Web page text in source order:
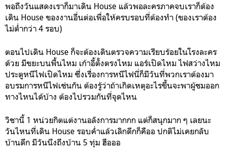
พอถึงวันแสดงเราก็มาเดิน House แล้วพอละครภาคจบเราก็ต้อง
เดิน House ของงานอื่นต่อเพื่อให้ครบรอบที่ต้องทำ (ของเราต้อง
ไม่ต่ำกว่า 4 รอบ)
ตอนไปเดิน House ก็จะต้องเดินตรวจความเรียบร้อยในโรงละคร
ด้วย มีขยะบนพื้นไหม เก้าอี้ตั้งตรงไหม แอร์เปิดไหม ไฟสว่างไหม
ประตูหนีไฟเปิดไหม ซึ่งเรื่องการหนีไฟนี่ก็มีวันที่พวกเราต้องมา
อบรมการหนีไฟเช่นกัน ต้องรู้ว่าถ้าเกิดเหตุอะไรขึ้นจะพาผู้ชมออก
ทางไหนได้บ้าง ต้องไปรวมกันที่จุดไหน
วิชานี้ 1 หน่วยกิตแต่งานอลังการมากกก แต่ก็สนุกมาก ๆ เลยนะ
วันไหนที่เดิน House รอบค่ำแล้วเลิกดึกก็คืออ ปกติไม่เคยกลับ
บ้านดึก มีวันนึงถึงบ้าน 5 ทุ่ม ฮือออ